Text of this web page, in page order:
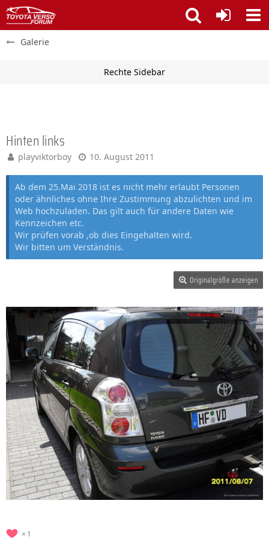
Galerie
Hinten links
playviktorboy 10. August 2011
Ab dem 25.Mai 2018 ist es nicht mehr erlaubt Personen
oder ähnliches ohne Ihre Zustimmung abzulichten und im
Web hochzuladen. Das gilt auch für andere Daten wie
Kennzeichen etc.
Wir prüfen vorab ,ob dies Eingehalten wird.
Wir bitten um Verständnis.
Originalgröße anzeigen
1